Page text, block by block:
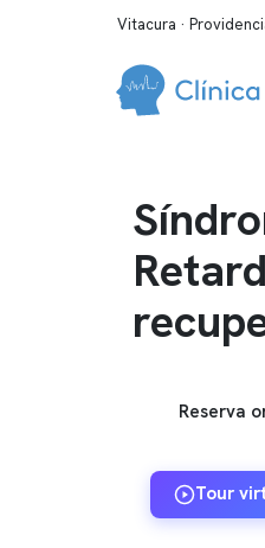
Vitacura ·
Reserva
Tour